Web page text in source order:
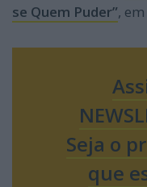
se Quem Puder”,
Seja o
que